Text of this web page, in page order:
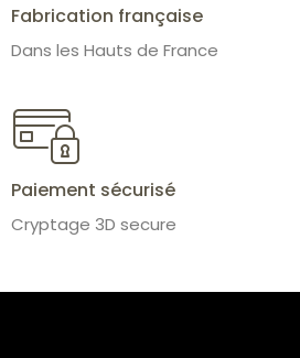
Fabrication française
Dans les Hauts de France
Paiement sécurisé
Cryptage 3D secure